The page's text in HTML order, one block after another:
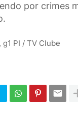
por crimes
PI / TV Clube